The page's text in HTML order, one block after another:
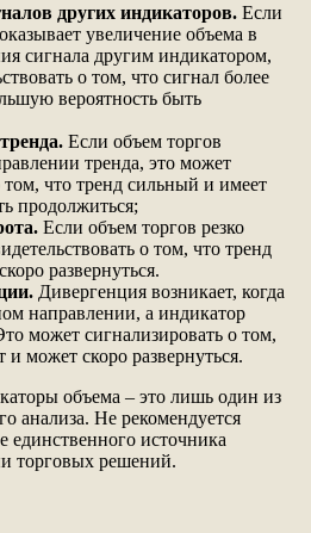
других индикаторов. Если
увеличение объема в
сигнала другим индикатором,
о том, что сигнал более
вероятность быть
Если объем торгов
тренда, это может
том, что тренд сильный и имеет
продолжиться;
Если объем торгов резко
о том, что тренд
развернуться.
Дивергенция возникает, когда
направлении, а индикатор
может сигнализировать о том,
и может скоро развернуться.
объема – это лишь один из
анализа. Не рекомендуется
единственного источника
торговых решений.